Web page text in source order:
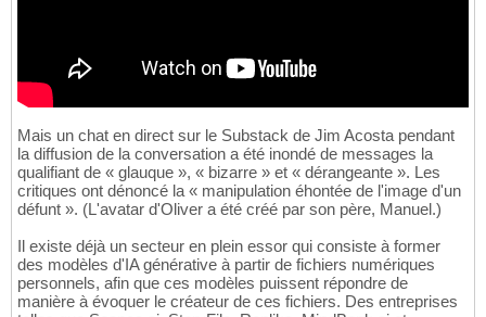
Mais un chat en direct sur le Substack de Jim Acosta pendant
la diffusion de la conversation a été inondé de messages la
qualifiant de « glauque », « bizarre » et « dérangeante ». Les
critiques ont dénoncé la « manipulation éhontée de l'image d'un
défunt ». (L'avatar d'Oliver a été créé par son père, Manuel.)
Il existe déjà un secteur en plein essor qui consiste à former
des modèles d'IA générative à partir de fichiers numériques
personnels, afin que ces modèles puissent répondre de
manière à évoquer le créateur de ces fichiers. Des entreprises